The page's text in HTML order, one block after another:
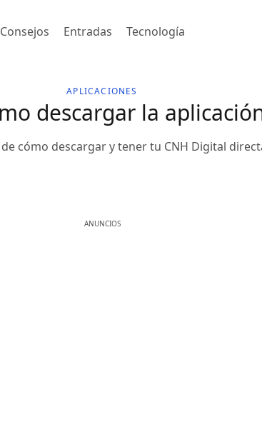
Consejos Entradas Tecnología
APLICACIONES
descargar la
cómo descargar y tener tu CNH Digital
ANUNCIOS